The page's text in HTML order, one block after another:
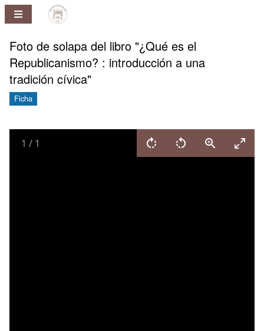
Repositorio
Ney
Ferreira
Huelmo
Foto de solapa del libro "¿Qué es el
Republicanismo? : introducción a una
tradición cívica"
Ficha
1 / 1